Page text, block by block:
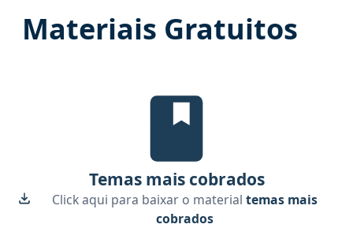
Materiais Gratuitos
Temas mais cobrados, material
Temas mais cobrados
Click aqui para baixar o material temas mais
cobrados